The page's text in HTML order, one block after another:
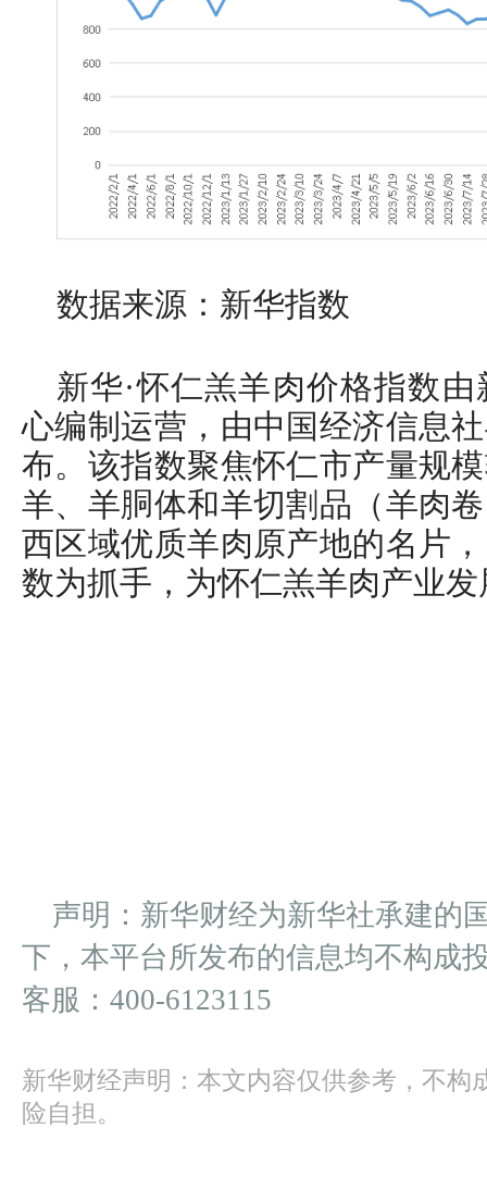
数据来源：新华指数
新华·怀仁羔羊肉价格指数
心编制运营，由中国经济信息
布。该指数聚焦怀仁市产量规
羊、羊胴体和羊切割品（羊肉
西区域优质羊肉原产地的名片
数为抓手，为怀仁羔羊肉产业
声明：新华财经为新华社承建的
下，本平台所发布的信息均不构成
客服：400-6123115
新华财经声明：本文内容仅供参考，不构
险自担。